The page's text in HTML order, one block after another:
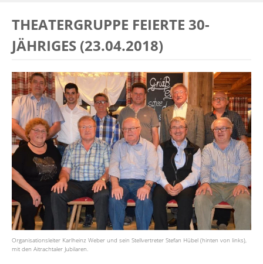
THEATERGRUPPE FEIERTE 30-
JÄHRIGES (23.04.2018)
Organisationsleiter Karlheinz Weber und sein Stellvertreter Stefan Hübel (hinten von links),
mit den Aitrachtaler Jubilaren.